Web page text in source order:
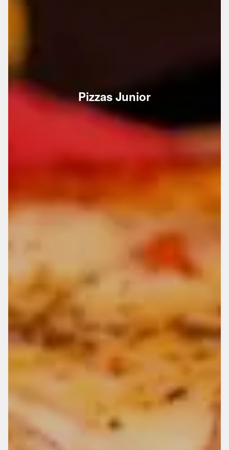
Pizzas Junior